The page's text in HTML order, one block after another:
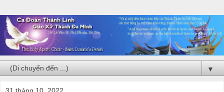
▼
31 tháng 10, 2022